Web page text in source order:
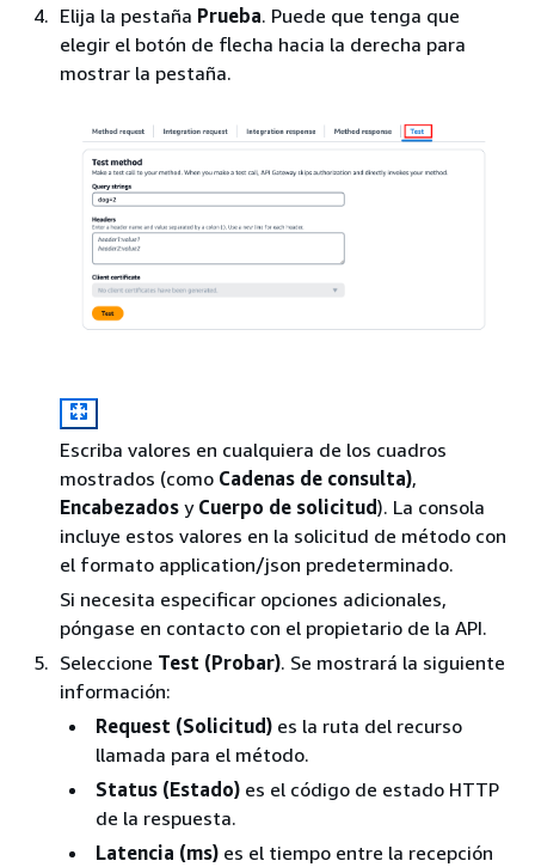
Elija la pestaña Prueba. Puede que tenga que
elegir el botón de flecha hacia la derecha para
mostrar la pestaña.
Escriba valores en cualquiera de los cuadros
mostrados (como Cadenas de consulta),
Encabezados y Cuerpo de solicitud). La consola
incluye estos valores en la solicitud de método con
el formato application/json predeterminado.
Si necesita especificar opciones adicionales,
póngase en contacto con el propietario de la API.
Seleccione Test (Probar). Se mostrará la siguiente
información:
Request (Solicitud) es la ruta del recurso
llamada para el método.
Status (Estado) es el código de estado HTTP
de la respuesta.
Latencia (ms) es el tiempo entre la recepción